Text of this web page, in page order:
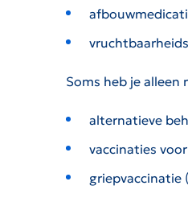
Soms heb je
alternatieve
vaccinaties
griepvaccinatie